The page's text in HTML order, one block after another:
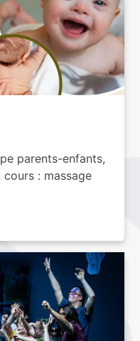
parents-enfants,
: massage